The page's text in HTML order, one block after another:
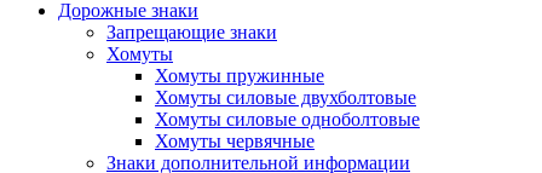
Дорожные знаки
Запрещающие знаки
Хомуты
Хомуты пружинные
Хомуты силовые двухболтовые
Хомуты силовые одноболтовые
Хомуты червячные
Знаки дополнительной информации